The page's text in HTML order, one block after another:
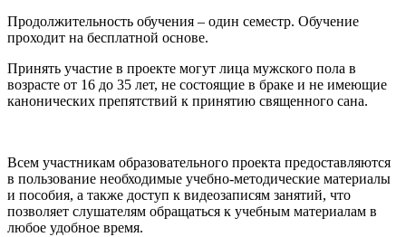
Продолжительность обучения – один семестр. Обучение
проходит на бесплатной основе.
Принять участие в проекте могут лица мужского пола в
возрасте от 16 до 35 лет, не состоящие в браке и не имеющие
канонических препятствий к принятию священного сана.
Всем участникам образовательного проекта предоставляются
в пользование необходимые учебно-методические материалы
и пособия, а также доступ к видеозаписям занятий, что
позволяет слушателям обращаться к учебным материалам в
любое удобное время.